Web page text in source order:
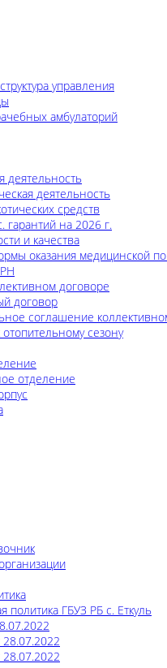
управления
амбулаторий
деятельность
деятельность
средств
гарантий на 2026 г.
и качества
оказания медицинской
договоре
договор
соглашение
сезону
отделение
политика ГБУЗ РБ с. Еткуль